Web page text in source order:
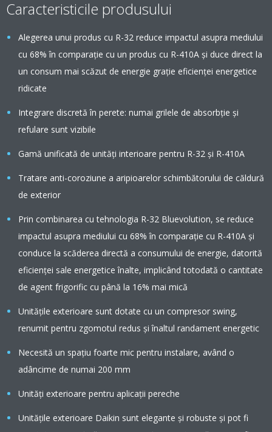
Caracteristicile produsului
Alegerea unui produs cu R-32 reduce impactul asupra mediului
cu 68% în comparaţie cu un produs cu R-410A şi duce direct la
un consum mai scăzut de energie graţie eficienţei energetice
ridicate
Integrare discretă în perete: numai grilele de absorbţie şi
refulare sunt vizibile
Gamă unificată de unități interioare pentru R-32 și R-410A
Tratare anti-coroziune a aripioarelor schimbătorului de căldură
de exterior
Prin combinarea cu tehnologia R-32 Bluevolution, se reduce
impactul asupra mediului cu 68% în comparație cu R-410A și
conduce la scăderea directă a consumului de energie, datorită
eficienței sale energetice înalte, implicând totodată o cantitate
de agent frigorific cu până la 16% mai mică
Unităţile exterioare sunt dotate cu un compresor swing,
renumit pentru zgomotul redus şi înaltul randament energetic
Necesită un spaţiu foarte mic pentru instalare, având o
adâncime de numai 200 mm
Unităţi exterioare pentru aplicaţii pereche
Unităţile exterioare Daikin sunt elegante şi robuste şi pot fi